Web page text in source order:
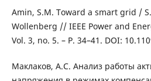
Amin, S.M. Toward a smart grid /
Wollenberg // IEEE Power and
Vol. 3, no. 5. – P. 34–41. DOI:
Маклаков, А.С. Анализ работы